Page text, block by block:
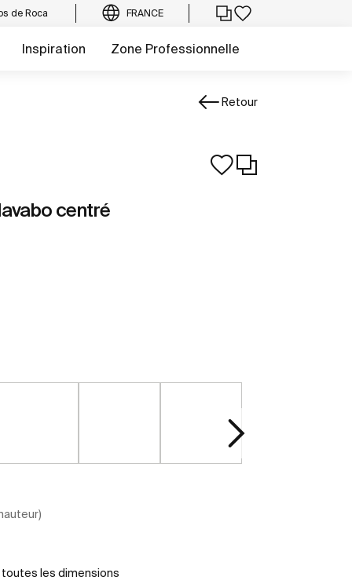
de Roca FRANCE
Inspiration Zone Professionnelle
Retour
centré
toutes les dimensions